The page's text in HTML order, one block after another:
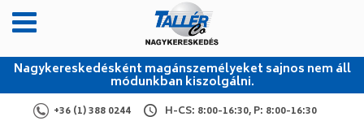
Nagykereskedésként magánszemélyeket sajnos nem áll
módunkban kiszolgálni.
+36 (1) 388 0244 H-CS: 8:00-16:30, P: 8:00-16:30